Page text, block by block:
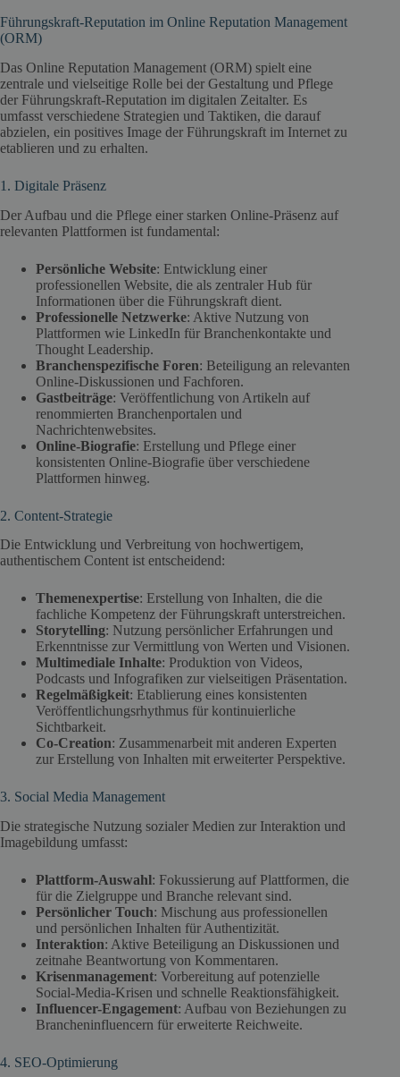
Führungskraft-Reputation im Online Reputation Management
(ORM)
Das Online Reputation Management (ORM) spielt eine
zentrale und vielseitige Rolle bei der Gestaltung und Pflege
der Führungskraft-Reputation im digitalen Zeitalter. Es
umfasst verschiedene Strategien und Taktiken, die darauf
abzielen, ein positives Image der Führungskraft im Internet zu
etablieren und zu erhalten.
1. Digitale Präsenz
Der Aufbau und die Pflege einer starken Online-Präsenz auf
relevanten Plattformen ist fundamental:
Persönliche Website: Entwicklung einer
professionellen Website, die als zentraler Hub für
Informationen über die Führungskraft dient.
Professionelle Netzwerke: Aktive Nutzung von
Plattformen wie LinkedIn für Branchenkontakte und
Thought Leadership.
Branchenspezifische Foren: Beteiligung an relevanten
Online-Diskussionen und Fachforen.
Gastbeiträge: Veröffentlichung von Artikeln auf
renommierten Branchenportalen und
Nachrichtenwebsites.
Online-Biografie: Erstellung und Pflege einer
konsistenten Online-Biografie über verschiedene
Plattformen hinweg.
2. Content-Strategie
Die Entwicklung und Verbreitung von hochwertigem,
authentischem Content ist entscheidend:
Themenexpertise: Erstellung von Inhalten, die die
fachliche Kompetenz der Führungskraft unterstreichen.
Storytelling: Nutzung persönlicher Erfahrungen und
Erkenntnisse zur Vermittlung von Werten und Visionen.
Multimediale Inhalte: Produktion von Videos,
Podcasts und Infografiken zur vielseitigen Präsentation.
Regelmäßigkeit: Etablierung eines konsistenten
Veröffentlichungsrhythmus für kontinuierliche
Sichtbarkeit.
Co-Creation: Zusammenarbeit mit anderen Experten
zur Erstellung von Inhalten mit erweiterter Perspektive.
3. Social Media Management
Die strategische Nutzung sozialer Medien zur Interaktion und
Imagebildung umfasst:
Plattform-Auswahl: Fokussierung auf Plattformen, die
für die Zielgruppe und Branche relevant sind.
Persönlicher Touch: Mischung aus professionellen
und persönlichen Inhalten für Authentizität.
Interaktion: Aktive Beteiligung an Diskussionen und
zeitnahe Beantwortung von Kommentaren.
Krisenmanagement: Vorbereitung auf potenzielle
Social-Media-Krisen und schnelle Reaktionsfähigkeit.
Influencer-Engagement: Aufbau von Beziehungen zu
Brancheninfluencern für erweiterte Reichweite.
4. SEO-Optimierung